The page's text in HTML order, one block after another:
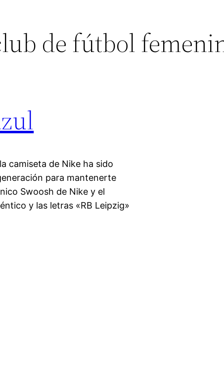
de fútbol
camiseta de Nike ha sido
para mantenerte
Swoosh de Nike y el
y las letras «RB Leipzig»